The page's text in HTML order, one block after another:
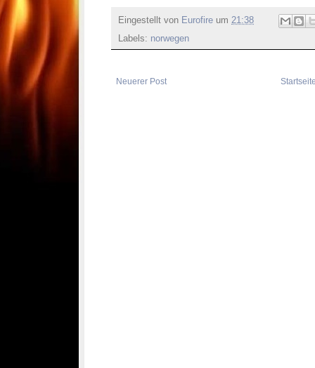
Eingestellt von Eurofire um 21:38
Labels: norwegen
Neuerer Post